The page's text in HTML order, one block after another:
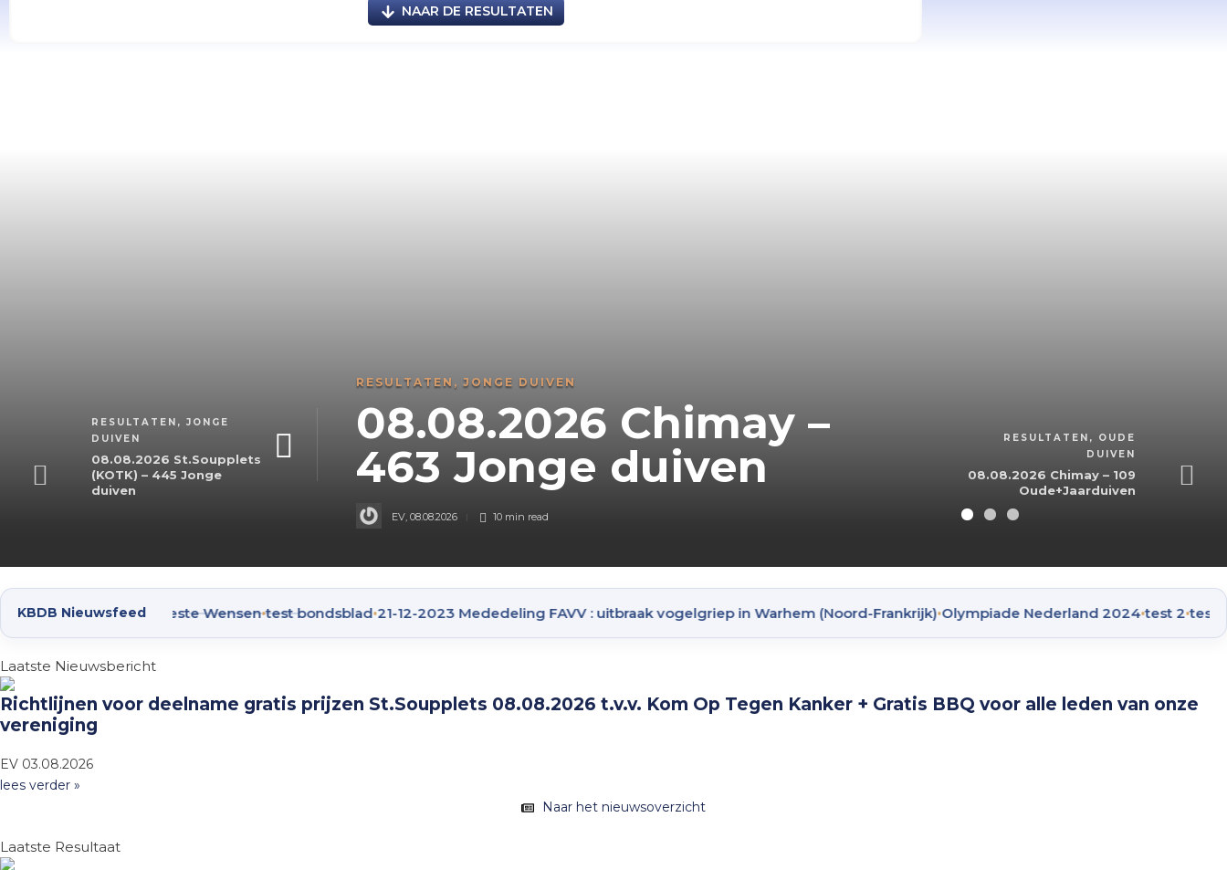
NAAR DE RESULTATEN
RESULTATEN , JONGE
DUIVEN
08.08.2026 St.Soupplets
(KOTK) – 445 Jonge
duiven
Chimay –
Jonge duiven
RESULTATEN , OUDE
DUIVEN
08.08.2026 Chimay – 109
Oude+Jaarduiven
KBDB Nieuwsfeed
2023•Beste Wensen•test bondsblad•21-12-2023 Mededeling FAVV : uitbraak vogelgriep in Warhem (Noord-Frankrijk)•Olympiade Nederland 2024 •test 2•test
Laatste Nieuwsbericht
Richtlijnen voor deelname gratis prijzen St.Soupplets 08.08.2026 t.v.v. Kom Op Tegen Kanker + Gratis BBQ voor alle leden van onze
vereniging
EV 03.08.2026
lees verder »
Naar het nieuwsoverzicht
Laatste Resultaat